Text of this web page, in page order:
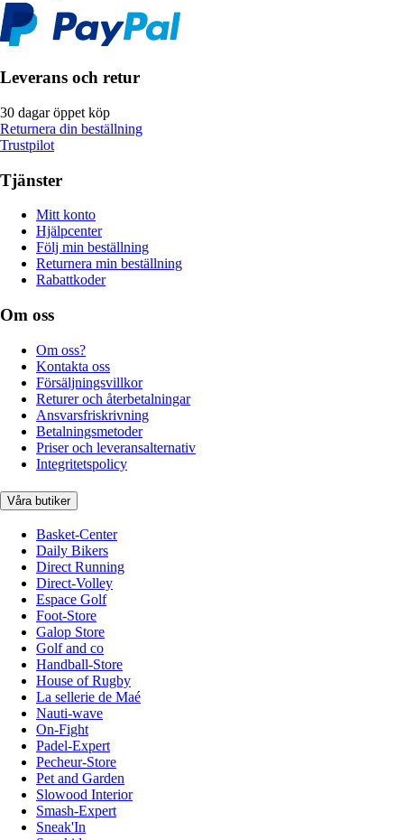
Leverans och retur
30 dagar öppet köp
Returnera din beställning
Trustpilot
Tjänster
Mitt konto
Hjälpcenter
Följ min beställning
Returnera min beställning
Rabattkoder
Om oss
Om oss?
Kontakta oss
Försäljningsvillkor
Returer och återbetalningar
Ansvarsfriskrivning
Betalningsmetoder
Priser och leveransalternativ
Integritetspolicy
Våra butiker
Basket-Center
Daily Bikers
Direct Running
Direct-Volley
Espace Golf
Foot-Store
Galop Store
Golf and co
Handball-Store
House of Rugby
La sellerie de Maé
Nauti-wave
On-Fight
Padel-Expert
Pecheur-Store
Pet and Garden
Slowood Interior
Smash-Expert
Sneak'In